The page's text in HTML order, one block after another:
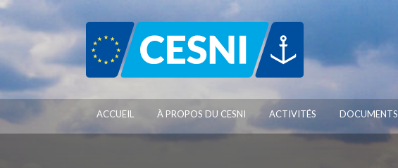
ACCUEIL À PROPOS DU CESNI ACTIVITÉS DOCUMENTS
Panneau de gestion des cookies